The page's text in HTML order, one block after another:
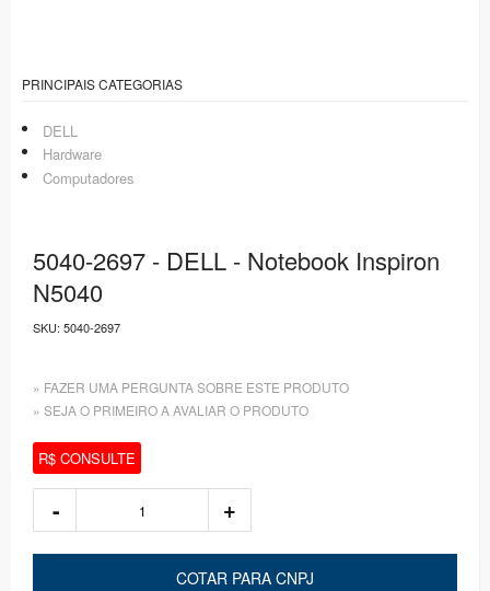
PRINCIPAIS CATEGORIAS
DELL
Hardware
Computadores
5040-2697 - DELL - Notebook Inspiron
N5040
SKU: 5040-2697
» FAZER UMA PERGUNTA SOBRE ESTE PRODUTO
» SEJA O PRIMEIRO A AVALIAR O PRODUTO
R$ CONSULTE
COTAR PARA CNPJ